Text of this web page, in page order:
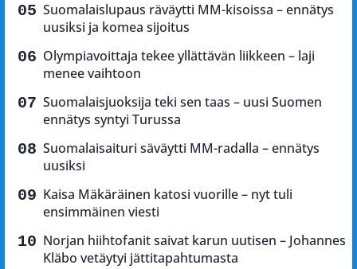
Suomalaislupaus räväytti MM-kisoissa – ennätys
uusiksi ja komea sijoitus
Olympiavoittaja tekee yllättävän liikkeen – laji
menee vaihtoon
Suomalaisjuoksija teki sen taas – uusi Suomen
ennätys syntyi Turussa
Suomalaisaituri säväytti MM-radalla – ennätys
uusiksi
Kaisa Mäkäräinen katosi vuorille – nyt tuli
ensimmäinen viesti
Norjan hiihtofanit saivat karun uutisen – Johannes
Kläbo vetäytyi jättitapahtumasta